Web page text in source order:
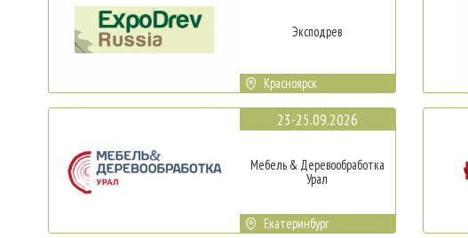
Эксподрев
Красноярск
23-25.09.2026
Мебель & Деревообработка
Урал
Екатеринбург